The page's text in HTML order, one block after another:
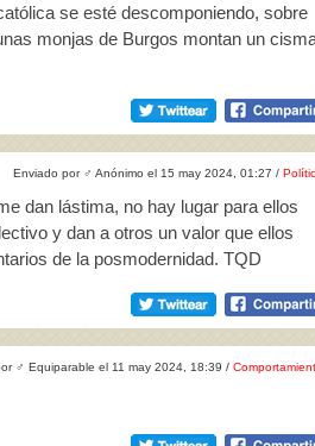
se esté descomponiendo, sobre
monjas de Burgos montan un
Enviado por ♂ Anónimo el 15 may 2024, 01:27 /
dan lástima, no hay lugar para ellos
y dan a otros un valor que ellos
de la posmodernidad. TQD
♂ Equiparable el 11 may 2024, 18:39 /